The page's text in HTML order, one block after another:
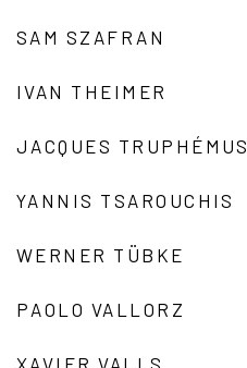
SAM SZAFRAN
IVAN THEIMER
JACQUES TRUPHÉMUS
YANNIS TSAROUCHIS
WERNER TÜBKE
PAOLO VALLORZ
XAVIER VALLS